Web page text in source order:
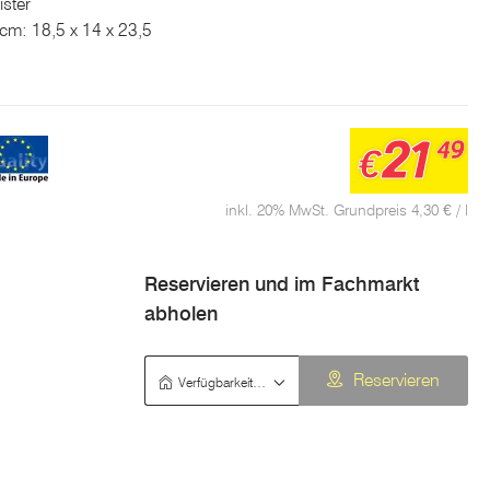
18,5 x 14 x 23,5
inkl. 20% MwSt. Grundpreis 4,30 € / l
€2149
Reservieren und im Fachmarkt
abholen
Reservieren